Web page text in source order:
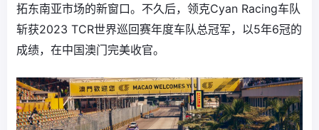
拓东南亚市场的新窗口。不久后，领克Cyan Racing车队
斩获2023 TCR世界巡回赛年度车队总冠军，以5年6冠的
成绩，在中国澳门完美收官。